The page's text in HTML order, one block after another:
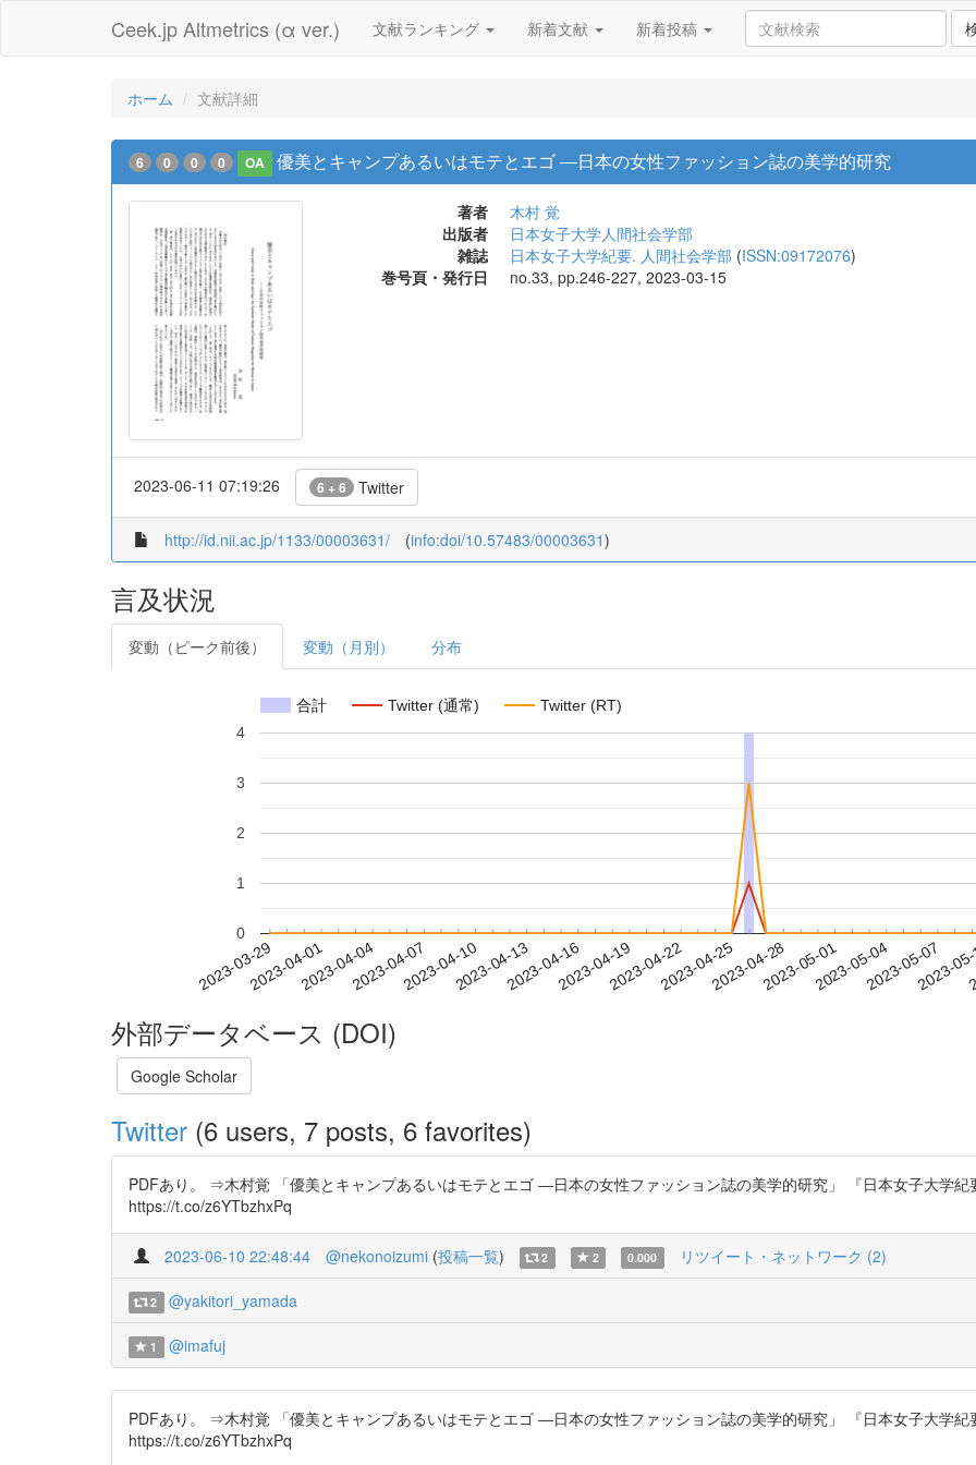
Ceek.jp Altmetrics (α ver.) 文献ランキング 新着文献 新着投稿
ホーム 文献詳細
6 0 0 0 OA 優美とキャンプあるいはモテとエゴ ―日本の女性ファッション誌の美学的研究
著者
木村 覚
出版者
日本女子大学人間社会学部
雑誌
日本女子大学紀要. 人間社会学部 (ISSN:09172076)
巻号頁・発行日
no.33, pp.246-227, 2023-03-15
2023-06-11 07:19:26 6 + 6 Twitter
http://id.nii.ac.jp/1133/00003631/ (info:doi/10.57483/00003631)
言及状況
変動（ピーク前後） 変動（月別） 分布
合計 Twitter (通常) Twitter (RT)
2023-03-292023-04-012023-04-042023-04-072023-04-102023-04-132023-04-162023-04-192023-04-222023-04-252023-04-282023-05-012023-05-042023-05-07
2023-
0
1
2
3
4
外部データベース (DOI)
Google Scholar
Twitter (6 users, 7 posts, 6 favorites)
PDFあり。 ⇒木村覚 「優美とキャンプあるいはモテとエゴ ―日本の女性ファッション誌の美学的研究」 『日本女子大学
https://t.co/z6YTbzhxPq
2023-06-10 22:48:44 @nekonoizumi (投稿一覧) 2 2 0.000 リツイート・ネットワーク (2)
2 @yakitori_yamada
1 @imafuj
PDFあり。 ⇒木村覚 「優美とキャンプあるいはモテとエゴ ―日本の女性ファッション誌の美学的研究」 『日本女子大学
https://t.co/z6YTbzhxPq